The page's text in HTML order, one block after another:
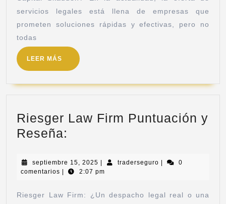
servicios legales está llena de empresas que
prometen soluciones rápidas y efectivas, pero no
todas
LEER MÁS
Riesger Law Firm Puntuación y
Reseña:
septiembre 15, 2025 traderseguro
0
comentarios
2:07 pm
Riesger Law Firm: ¿Un despacho legal real o una